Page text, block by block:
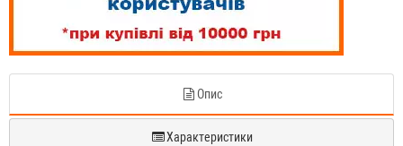
Опис
Характеристики